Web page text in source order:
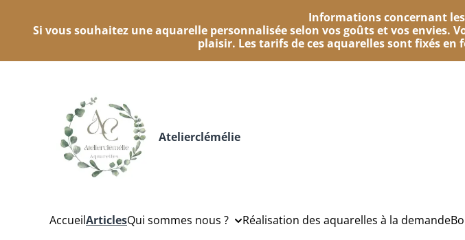
Informations concernant
Si vous souhaitez une aquarelle personnalisée selon vos goûts et vos envies.
plaisir. Les tarifs de ces aquarelles sont fixés
Atelierclémélie
AccueilArticlesQui sommes nous ? Réalisation des aquarelles à la demande